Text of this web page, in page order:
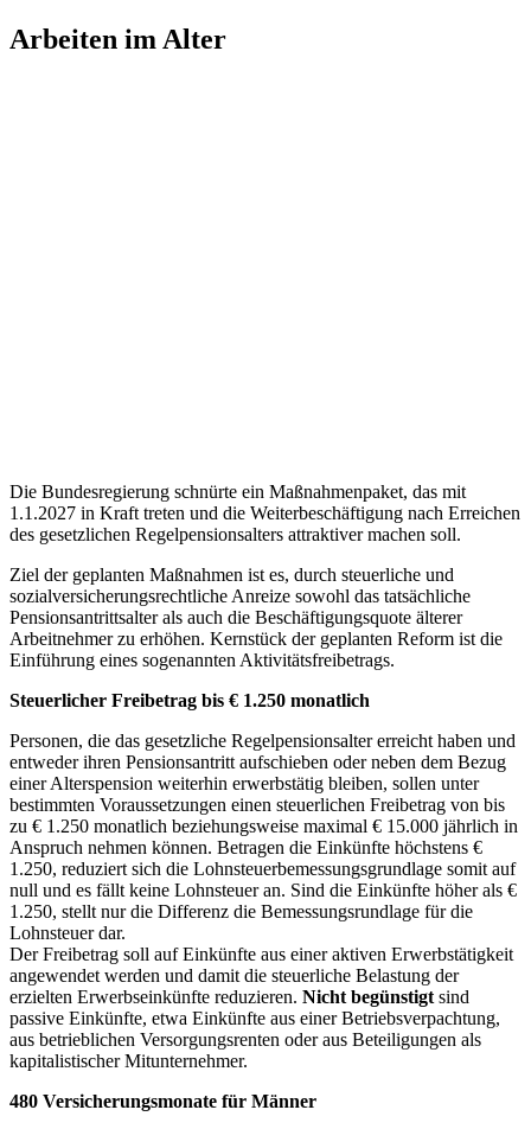
Zum
Inhalt
Arbeiten im Alter
Die Bundesregierung schnürte ein Maßnahmenpaket, das mit
1.1.2027 in Kraft treten und die Weiterbeschäftigung nach Erreichen
des gesetzlichen Regelpensionsalters attraktiver machen soll.
Ziel der geplanten Maßnahmen ist es, durch steuerliche und
sozialversicherungsrechtliche Anreize sowohl das tatsächliche
Pensionsantrittsalter als auch die Beschäftigungsquote älterer
Arbeitnehmer zu erhöhen. Kernstück der geplanten Reform ist die
Einführung eines sogenannten Aktivitätsfreibetrags.
Steuerlicher Freibetrag bis € 1.250 monatlich
Personen, die das gesetzliche Regelpensionsalter erreicht haben und
entweder ihren Pensionsantritt aufschieben oder neben dem Bezug
einer Alterspension weiterhin erwerbstätig bleiben, sollen unter
bestimmten Voraussetzungen einen steuerlichen Freibetrag von bis
zu € 1.250 monatlich beziehungsweise maximal € 15.000 jährlich in
Anspruch nehmen können. Betragen die Einkünfte höchstens €
1.250, reduziert sich die Lohnsteuerbemessungsgrundlage somit auf
null und es fällt keine Lohnsteuer an. Sind die Einkünfte höher als €
1.250, stellt nur die Differenz die Bemessungsrundlage für die
Lohnsteuer dar.
Der Freibetrag soll auf Einkünfte aus einer aktiven Erwerbstätigkeit
angewendet werden und damit die steuerliche Belastung der
erzielten Erwerbseinkünfte reduzieren. Nicht begünstigt sind
passive Einkünfte, etwa Einkünfte aus einer Betriebsverpachtung,
aus betrieblichen Versorgungsrenten oder aus Beteiligungen als
kapitalistischer Mitunternehmer.
480 Versicherungsmonate für Männer